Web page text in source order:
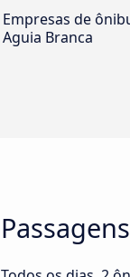
Empresas de
Aguia Branca